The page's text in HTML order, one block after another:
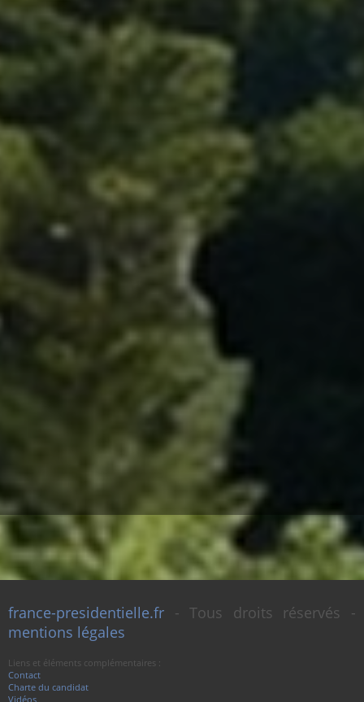
france-presidentielle.fr - Tous droits réservés -
mentions légales
Liens et éléments complémentaires :
Contact
Charte du candidat
Vidéos